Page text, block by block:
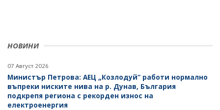
НОВИНИ
07 Август 2026
Министър Петрова: АЕЦ „Козлодуй“ работи нормално
въпреки ниските нива на р. Дунав, България
подкрепя региона с рекорден износ на
електроенергия